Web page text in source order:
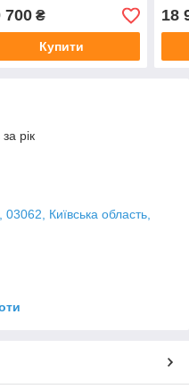
700₴
Купити
18
рік
Київська область,